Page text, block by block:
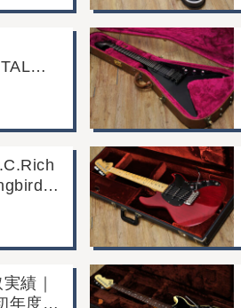
績｜
年度マ